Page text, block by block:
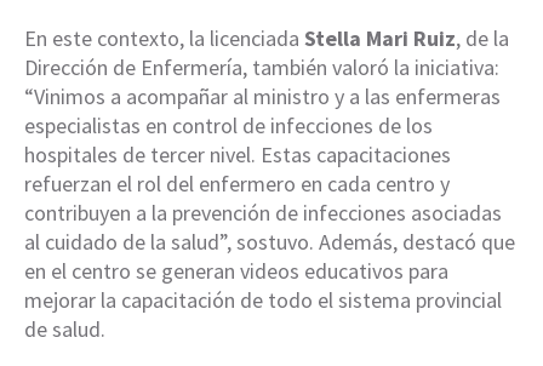
En este contexto, la licenciada Stella Mari Ruiz, de la
Dirección de Enfermería, también valoró la iniciativa:
“Vinimos a acompañar al ministro y a las enfermeras
especialistas en control de infecciones de los
hospitales de tercer nivel. Estas capacitaciones
refuerzan el rol del enfermero en cada centro y
contribuyen a la prevención de infecciones asociadas
al cuidado de la salud”, sostuvo. Además, destacó que
en el centro se generan videos educativos para
mejorar la capacitación de todo el sistema provincial
de salud.